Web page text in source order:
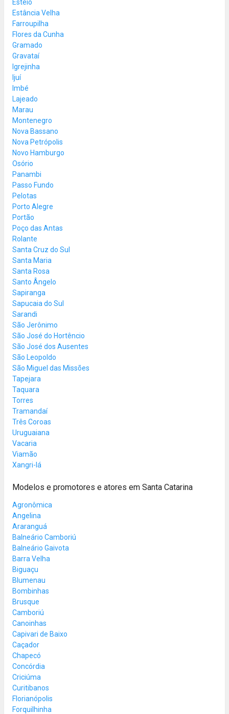
Esteio
Estância Velha
Farroupilha
Flores da Cunha
Gramado
Gravataí
Igrejinha
Ijuí
Imbé
Lajeado
Marau
Montenegro
Nova Bassano
Nova Petrópolis
Novo Hamburgo
Osório
Panambi
Passo Fundo
Pelotas
Porto Alegre
Portão
Poço das Antas
Rolante
Santa Cruz do Sul
Santa Maria
Santa Rosa
Santo Ângelo
Sapiranga
Sapucaia do Sul
Sarandi
São Jerônimo
São José do Hortêncio
São José dos Ausentes
São Leopoldo
São Miguel das Missões
Tapejara
Taquara
Torres
Tramandaí
Três Coroas
Uruguaiana
Vacaria
Viamão
Xangri-lá
Modelos e promotores e atores em Santa Catarina
Agronômica
Angelina
Araranguá
Balneário Camboriú
Balneário Gaivota
Barra Velha
Biguaçu
Blumenau
Bombinhas
Brusque
Camboriú
Canoinhas
Capivari de Baixo
Caçador
Chapecó
Concórdia
Criciúma
Curitibanos
Florianópolis
Forquilhinha